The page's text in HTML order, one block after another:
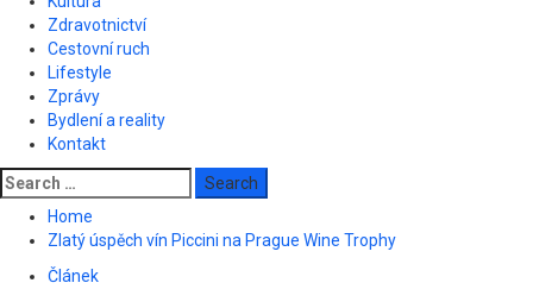
Zdravotnictví
Cestovní ruch
Lifestyle
Zprávy
Bydlení a reality
Kontakt
Search
for:
Home
Zlatý úspěch vín Piccini na Prague Wine Trophy
Článek